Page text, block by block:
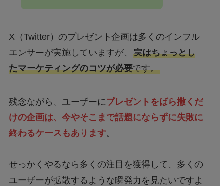
X（Twitter）のプレゼント企画は多くのインフル
エンサーが実施していますが、 実はちょっとし
たマーケティングのコツが必要です。
残念ながら、ユーザーにプレゼントをばら撒くだ
けの企画は、今やそこまで話題にならずに失敗に
終わるケースもあります。
せっかくやるなら多くの注目を獲得して、多くの
ユーザーが拡散するような瞬発力を見たいですよ